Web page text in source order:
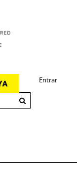
Entrar